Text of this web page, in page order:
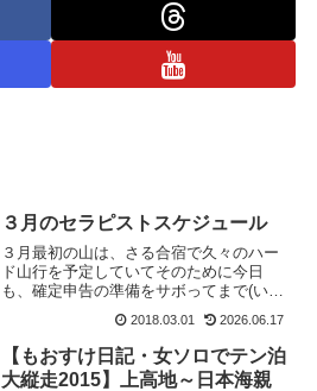
３月のセラピストスケジュール
３月最初の山は、さる合宿で久々のハー
ド山行を予定していてそのために今日
も、確定申告の準備をサボってまで(いい
たというのに。天気悪いって言うんだも
んなぁ。雪崩が怖い季節だから、ムリは
禁物。せめて山が中止な...
2018.03.01 2026.06.17
【もおすけ日記・女ソロでテン泊
大縦走2015】上高地～日本海親